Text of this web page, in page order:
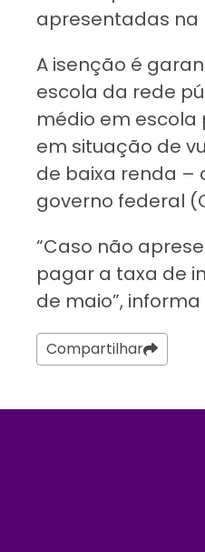
apresentadas na
A isenção é
escola da rede
médio em escola
em situação de
de baixa renda –
governo federal
“Caso não
pagar a taxa de
de maio”,
Compartilhar